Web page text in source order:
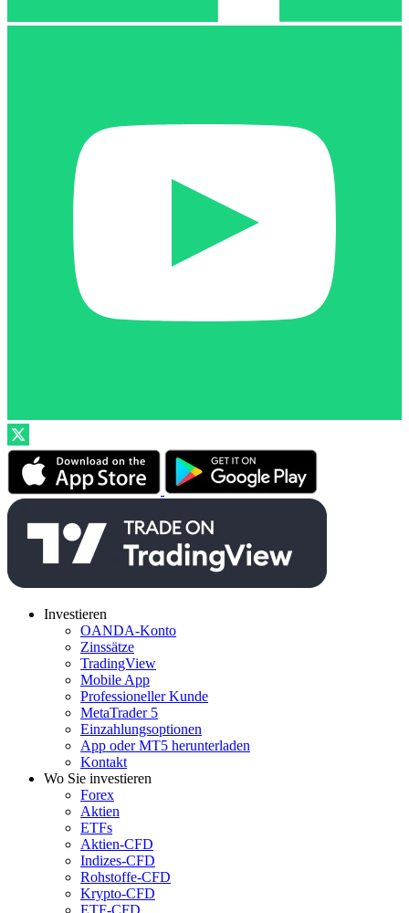
Investieren
OANDA-Konto
Zinssätze
TradingView
Mobile App
Professioneller Kunde
MetaTrader 5
Einzahlungsoptionen
App oder MT5 herunterladen
Kontakt
Wo Sie investieren
Forex
Aktien
ETFs
Aktien-CFD
Indizes-CFD
Rohstoffe-CFD
Krypto-CFD
ETF-CFD